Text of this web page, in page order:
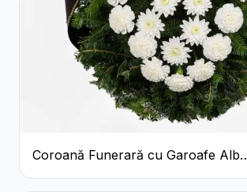
Coroană Funerară cu Garoafe Albe
și Crizanteme